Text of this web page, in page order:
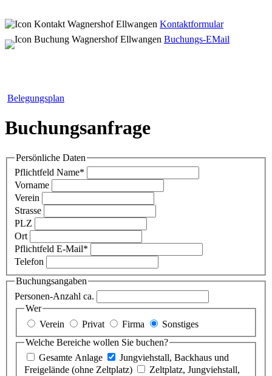
Kontaktformular
Buchungs-EMail
Belegungsplan
Buchungsanfrage
Persönliche Daten
Pflichtfeld Name*
Vorname
Verein
Strasse
PLZ
Ort
Pflichtfeld E-Mail*
Telefon
Buchungsangaben
Personen-Anzahl ca.
Wer
Verein
Privat Firma
Sonstiges
Welche Bereiche wollen Sie buchen?
Gesamte Anlage
Jungviehstall, Backhaus und
Freigelände (ohne Zeltplatz)
Zeltplatz, Jungviehstall,